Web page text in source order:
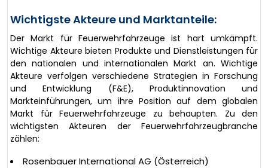
Wichtigste Akteure und Marktanteile:
Der Markt für Feuerwehrfahrzeuge ist hart umkämpft.
Wichtige Akteure bieten Produkte und Dienstleistungen für
den nationalen und internationalen Markt an. Wichtige
Akteure verfolgen verschiedene Strategien in Forschung
und Entwicklung (F&E), Produktinnovation und
Markteinführungen, um ihre Position auf dem globalen
Markt für Feuerwehrfahrzeuge zu behaupten. Zu den
wichtigsten Akteuren der Feuerwehrfahrzeugbranche
zählen:
Rosenbauer International AG (Österreich)